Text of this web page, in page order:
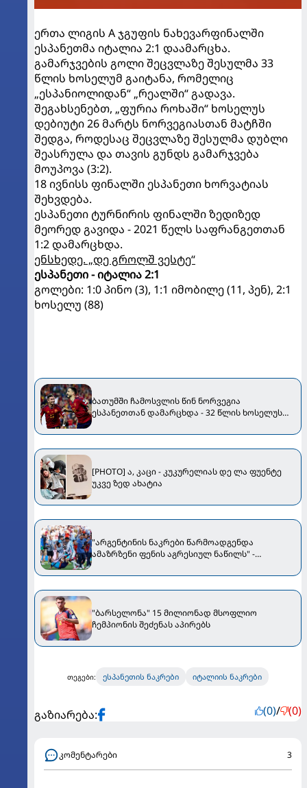
ერთა ლიგის A ჯგუფის ნახევარფინალში
ესპანეთმა იტალია 2:1 დაამარცხა.
გამარჯვების გოლი შეცვლაზე შესულმა 33
წლის ხოსელუმ გაიტანა, რომელიც
„ესპანიოლიდან“ „რეალში“ გადავა.
შეგახსენებთ, „ფურია როხაში“ ხოსელუს
დებიუტი 26 მარტს ნორვეგიასთან მატჩში
შედგა, როდესაც შეცვლაზე შესულმა დუბლი
შეასრულა და თავის გუნდს გამარჯვება
მოუპოვა (3:2).
18 ივნისს ფინალში ესპანეთი ხორვატიას
შეხვდება.
ესპანეთი ტურნირის ფინალში ზედიზედ
მეორედ გავიდა - 2021 წელს საფრანგეთთან
1:2 დამარცხდა.
ენსხედე. „დე გროლშ ვესტე“
ესპანეთი - იტალია 2:1
გოლები: 1:0 პინო (3), 1:1 იმობილე (11, პენ), 2:1
ხოსელუ (88)
ბათუმში ჩამოსვლის წინ ნორვეგია
ესპანეთთან დამარცხდა - 32 წლის ხოსელუს
[PHOTO] ა, კაცი - კუკურელიას დე ლა ფუენტე
უკვე ზედ ახატია
"არგენტინის ნაკრები წარმოადგენდა
ამაზრზენი ფენის აგრესიულ ნაწილს" -
"ბარსელონა" 15 მილიონად მსოფლიო
ჩემპიონის შეძენას აპირებს
თეგები: ესპანეთის ნაკრები იტალიის ნაკრები
გაზიარება: (0)/ (0)
კომენტარები 3